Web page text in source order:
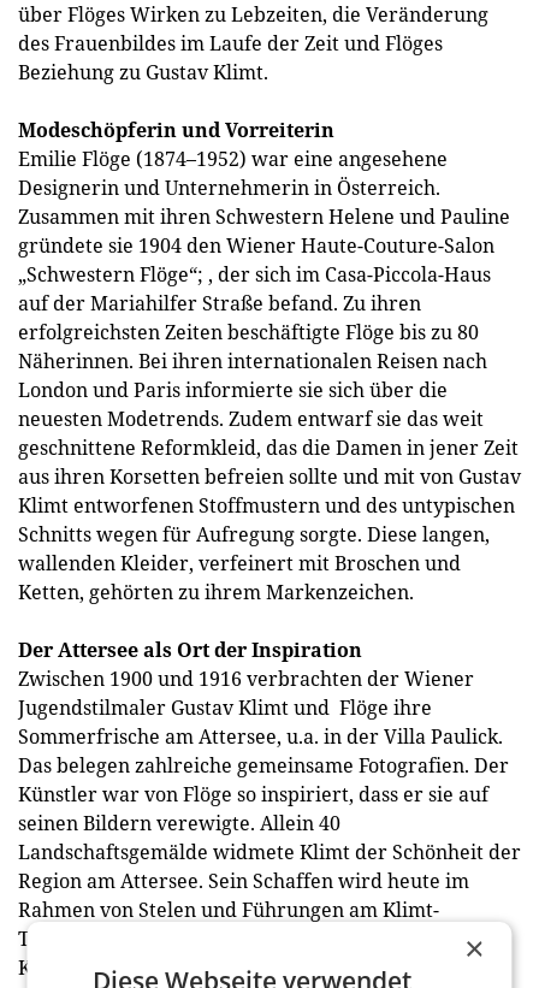
über Flöges Wirken zu Lebzeiten, die Veränderung
des Frauenbildes im Laufe der Zeit und Flöges
Beziehung zu Gustav Klimt.
Modeschöpferin und Vorreiterin
Emilie Flöge (1874–1952) war eine angesehene
Designerin und Unternehmerin in Österreich.
Zusammen mit ihren Schwestern Helene und Pauline
gründete sie 1904 den Wiener Haute-Couture-Salon
„Schwestern Flöge“; , der sich im Casa-Piccola-Haus
auf der Mariahilfer Straße befand. Zu ihren
erfolgreichsten Zeiten beschäftigte Flöge bis zu 80
Näherinnen. Bei ihren internationalen Reisen nach
London und Paris informierte sie sich über die
neuesten Modetrends. Zudem entwarf sie das weit
geschnittene Reformkleid, das die Damen in jener Zeit
aus ihren Korsetten befreien sollte und mit von Gustav
Klimt entworfenen Stoffmustern und des untypischen
Schnitts wegen für Aufregung sorgte. Diese langen,
wallenden Kleider, verfeinert mit Broschen und
Ketten, gehörten zu ihrem Markenzeichen.
Der Attersee als Ort der Inspiration
Zwischen 1900 und 1916 verbrachten der Wiener
Jugendstilmaler Gustav Klimt und Flöge ihre
Sommerfrische am Attersee, u.a. in der Villa Paulick.
Das belegen zahlreiche gemeinsame Fotografien. Der
Künstler war von Flöge so inspiriert, dass er sie auf
seinen Bildern verewigte. Allein 40
Landschaftsgemälde widmete Klimt der Schönheit der
Region am Attersee. Sein Schaffen wird heute im
Rahmen von Stelen und Führungen am Klimt-
Themenweg sowie dem Gustav Klimt-Garten in
Kammer-Schörfling am Attersee gewürdigt. Das
×
Diese Webseite verwendet